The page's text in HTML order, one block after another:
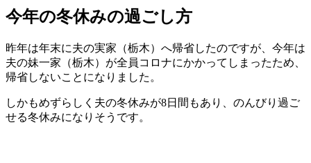
今年の冬休みの過ごし方
昨年は年末に夫の実家（栃木）へ帰省したのですが、今年は
夫の妹一家（栃木）が全員コロナにかかってしまったため、
帰省しないことになりました。
しかもめずらしく夫の冬休みが8日間もあり、のんびり過ご
せる冬休みになりそうです。